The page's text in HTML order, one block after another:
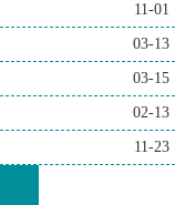
11-01
03-13
03-15
02-13
11-23